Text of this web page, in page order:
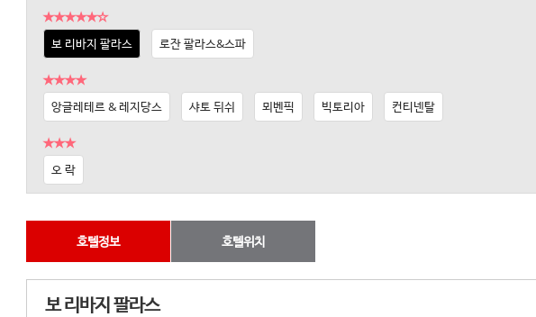
★★★★★☆
보 리바지 팔라스
로잔 팔라스&스파
★★★★
앙글레테르 & 레지당스
샤토 뒤쉬 뫼벤픽 빅토리아 컨티넨탈
★★★
오 락
호텔정보 호텔위치
보 리바지 팔라스